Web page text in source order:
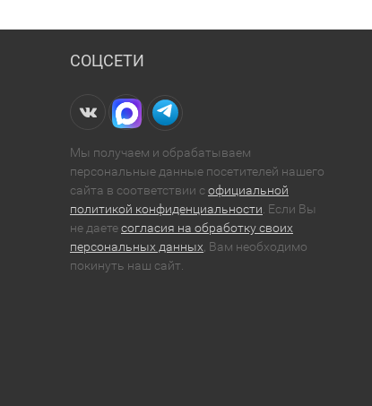
СОЦСЕТИ
Мы получаем и обрабатываем
персональные данные посетителей нашего
сайта в соответствии софициальной
политикой конфиденциальности . Если Вы
не даетесогласия на обработку своих
персональных данных , Вам необходимо
покинуть наш сайт.